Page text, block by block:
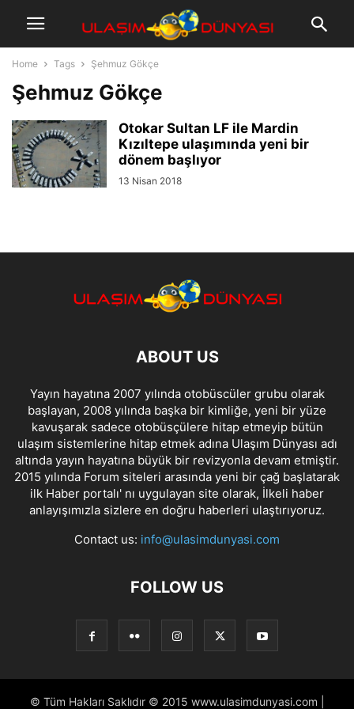
Home Tags Şehmuz Gökçe
Şehmuz Gökçe
Otokar Sultan LF ile Mardin
Kızıltepe ulaşımında yeni bir
dönem başlıyor
13 Nisan 2018
ABOUT US
Yayın hayatına 2007 yılında otobüscüler grubu olarak
başlayan, 2008 yılında başka bir kimliğe, yeni bir yüze
kavuşarak sadece otobüsçülere hitap etmeyip bütün
ulaşım sistemlerine hitap etmek adına Ulaşım Dünyası adı
altında yayın hayatına büyük bir revizyonla devam etmiştir.
2015 yılında Forum siteleri arasında yeni bir çağ başlatarak
ilk Haber portalı' nı uygulayan site olarak, İlkeli haber
anlayışımızla sizlere en doğru haberleri ulaştırıyoruz.
Contact us: info@ulasimdunyasi.com
FOLLOW US
© Tüm Hakları Saklıdır © 2015 www.ulasimdunyasi.com |